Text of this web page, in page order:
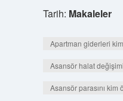
Tarih: Makaleler
Apartman giderleri
Asansör halat
Asansör parasını kim